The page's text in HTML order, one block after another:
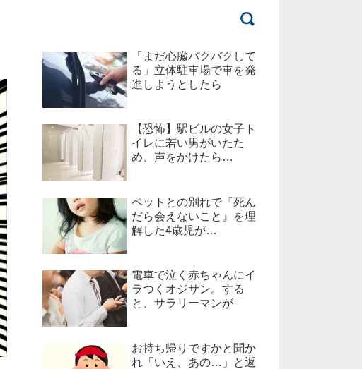
「まだ心臓バクバクして
る」立体駐車場で車を発
進しようとしたら
【恐怖】駅ビルの女子ト
イレに若い男がいたた
め、声をかけたら…
ペットとの別れで『死ん
だら会えないこと』を理
解した4歳児が…
電車で泣く赤ちゃんにイ
ラつくオジサン。する
と、サラリーマンが
お持ち帰りですかと聞か
れ「いえ、あの…」と返